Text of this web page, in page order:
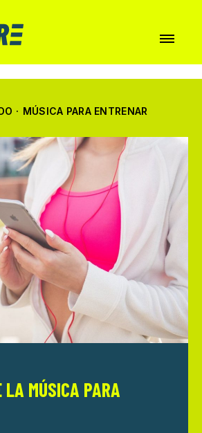
· MÚSICA PARA ENTRENAR
LA MÚSICA PARA